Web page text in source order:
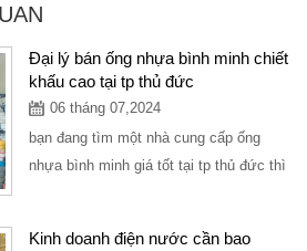
Đại lý bán ống nhựa bình minh chiết
khấu cao tại tp thủ đức
06 tháng 07,2024
bạn đang tìm một nhà cung cấp ống
nhựa bình minh giá tốt tại tp thủ đức thì
Kinh doanh điện nước cần bao